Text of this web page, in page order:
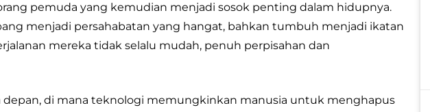
pemuda yang kemudian menjadi sosok penting dalam hidupnya.
menjadi persahabatan yang hangat, bahkan tumbuh menjadi ikatan
mereka tidak selalu mudah, penuh perpisahan dan
depan, di mana teknologi memungkinkan manusia untuk menghapus